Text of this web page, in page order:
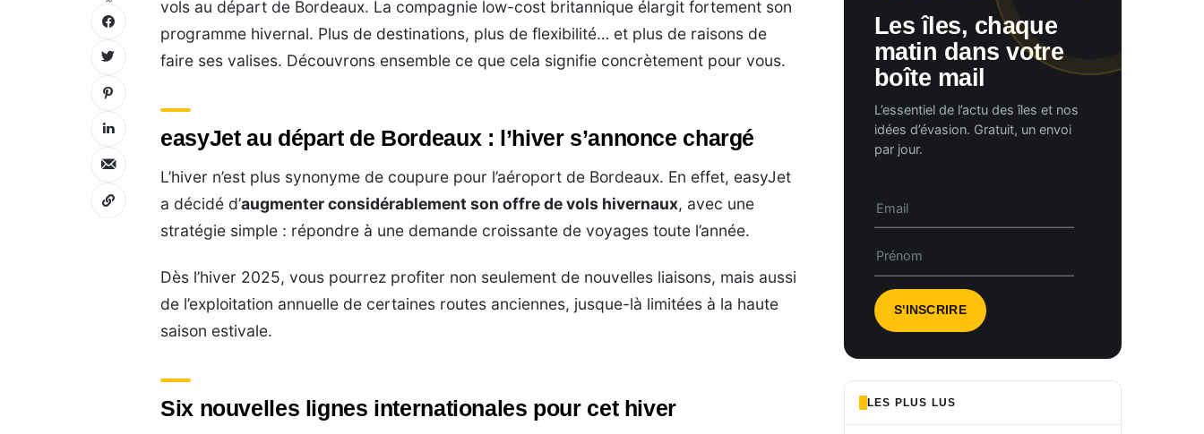
vols au départ de Bordeaux. La compagnie low-cost britannique élargit fortement son
programme hivernal. Plus de destinations, plus de flexibilité… et plus de raisons de
faire ses valises. Découvrons ensemble ce que cela signifie concrètement pour vous.
easyJet au départ de Bordeaux : l’hiver s’annonce chargé
L’hiver n’est plus synonyme de coupure pour l’aéroport de Bordeaux. En effet, easyJet
a décidé d’augmenter considérablement son offre de vols hivernaux, avec une
stratégie simple : répondre à une demande croissante de voyages toute l’année.
Dès l’hiver 2025, vous pourrez profiter non seulement de nouvelles liaisons, mais aussi
de l’exploitation annuelle de certaines routes anciennes, jusque-là limitées à la haute
saison estivale.
Six nouvelles lignes internationales pour cet hiver
Les îles, chaque
matin dans votre
boîte mail
L’essentiel de l’actu des îles et nos
idées d’évasion. Gratuit, un envoi
par jour.
LES PLUS LUS